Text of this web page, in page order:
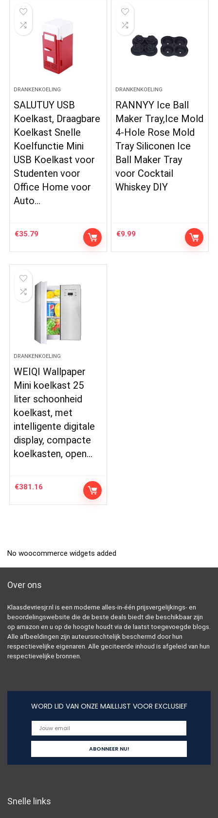
DRANKENKOELING
SALUTUY USB
Koelkast, Draagbare
Koelkast Snelle
Koelfunctie Mini
USB Koelkast voor
Studenten voor
Office Home voor
Auto…
€35.79
DRANKENKOELING
RANNYY Ice Ball
Maker Tray,Ice Mold
4-Hole Rose Mold
Tray Siliconen Ice
Ball Maker Tray
voor Cocktail
Whiskey DIY
€9.99
DRANKENKOELING
WEIQI Wallpaper
Mini koelkast 25
liter schoonheid
koelkast, met
intelligente digitale
display, compacte
koelkasten, open…
€381.16
No woocommerce widgets added
Over ons
Klaasdevriesjr.nl is een moderne alles-in-één prijsvergelijkings- en
beoordelingswebsite die de beste deals biedt die beschikbaar zijn
op amazon en u op de hoogte houdt via de laatst toegevoegde blogs.
Alle afbeeldingen zijn auteursrechtelijk beschermd door hun
respectievelijke eigenaren. Alle geciteerde inhoud is afgeleid van hun
respectievelijke bronnen.
WORD LID VAN ONZE MAILLIJST VOOR EXCLUSIEF
Snelle links